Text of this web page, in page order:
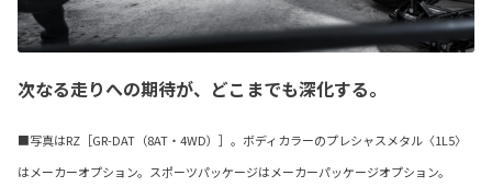
次なる走りへの期待が、どこまでも深化する。
■写真はRZ［GR-DAT（8AT・4WD）］。ボディカラーのプレシャスメタル〈1L5〉
はメーカーオプション。スポーツパッケージはメーカーパッケージオプション。